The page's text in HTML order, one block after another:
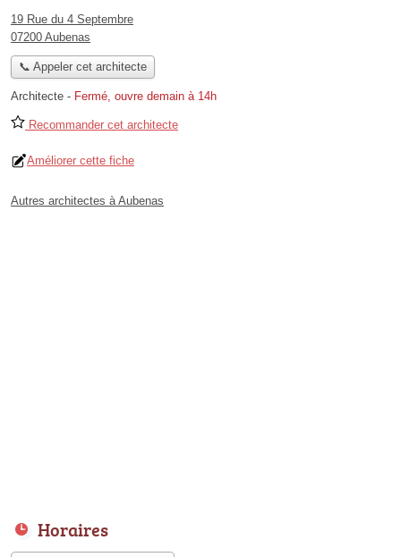
19 Rue du 4 Septembre
07200 Aubenas
📞 Appeler cet architecte
Architecte - Fermé, ouvre demain à 14h
Recommander cet architecte
Améliorer cette fiche
Autres architectes à Aubenas
Horaires